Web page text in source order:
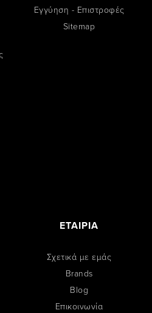
Εγγύηση - Επιστροφές
Sitemap
ΕΤΑΙΡΙΑ
Σχετικά με εμάς
Brands
Blog
Επικοινωνία